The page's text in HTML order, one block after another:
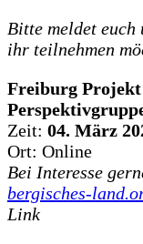
Bitte meldet euch
ihr teilnehmen
Freiburg
Zeit: 04. März
Ort: Online
Bei Interesse
bergisches-
Link